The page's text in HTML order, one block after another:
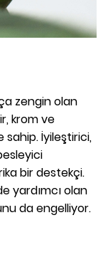
zengin olan
krom ve
İyileştirici,
bir destekçi.
yardımcı olan
da engelliyor.